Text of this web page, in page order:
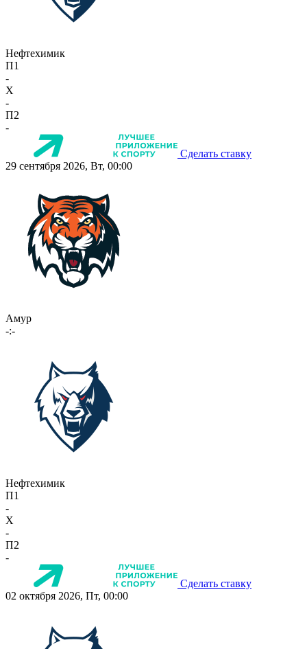
Нефтехимик
П1
-
X
-
П2
-
Сделать ставку
29 сентября 2026, Вт, 00:00
Амур
-:-
Нефтехимик
П1
-
X
-
П2
-
Сделать ставку
02 октября 2026, Пт, 00:00